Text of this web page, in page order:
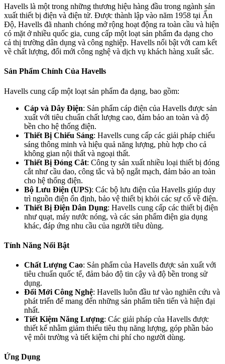
Havells là một trong những thương hiệu hàng đầu trong ngành sản
xuất thiết bị điện và điện tử. Được thành lập vào năm 1958 tại Ấn
Độ, Havells đã nhanh chóng mở rộng hoạt động ra toàn cầu và hiện
có mặt ở nhiều quốc gia, cung cấp một loạt sản phẩm đa dạng cho
cả thị trường dân dụng và công nghiệp. Havells nổi bật với cam kết
về chất lượng, đổi mới công nghệ và dịch vụ khách hàng xuất sắc.
Sản Phẩm Chính Của Havells
Havells cung cấp một loạt sản phẩm đa dạng, bao gồm:
Cáp và Dây Điện: Sản phẩm cáp điện của Havells được sản
xuất với tiêu chuẩn chất lượng cao, đảm bảo an toàn và độ
bền cho hệ thống điện.
Thiết Bị Chiếu Sáng: Havells cung cấp các giải pháp chiếu
sáng thông minh và hiệu quả năng lượng, phù hợp cho cả
không gian nội thất và ngoại thất.
Thiết Bị Đóng Cắt: Công ty sản xuất nhiều loại thiết bị đóng
cắt như cầu dao, công tắc và bộ ngắt mạch, đảm bảo an toàn
cho hệ thống điện.
Bộ Lưu Điện (UPS): Các bộ lưu điện của Havells giúp duy
trì nguồn điện ổn định, bảo vệ thiết bị khỏi các sự cố về điện.
Thiết Bị Điện Dân Dụng: Havells cung cấp các thiết bị điện
như quạt, máy nước nóng, và các sản phẩm điện gia dụng
khác, đáp ứng nhu cầu của người tiêu dùng.
Tính Năng Nổi Bật
Chất Lượng Cao: Sản phẩm của Havells được sản xuất với
tiêu chuẩn quốc tế, đảm bảo độ tin cậy và độ bền trong sử
dụng.
Đổi Mới Công Nghệ: Havells luôn đầu tư vào nghiên cứu và
phát triển để mang đến những sản phẩm tiên tiến và hiện đại
nhất.
Tiết Kiệm Năng Lượng: Các giải pháp của Havells được
thiết kế nhằm giảm thiểu tiêu thụ năng lượng, góp phần bảo
vệ môi trường và tiết kiệm chi phí cho người dùng.
Ứng Dụng